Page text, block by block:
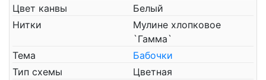
Цвет канвы
Белый
Нитки
Мулине хлопковое
`Гамма`
Тема
Бабочки
Тип схемы
Цветная